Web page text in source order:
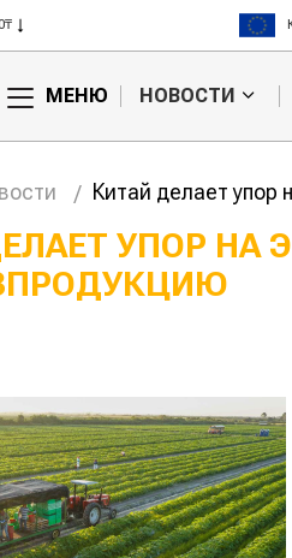
125000₸
МЕНЮ НОВОСТИ
Китай делает упор
УПОР НА
может